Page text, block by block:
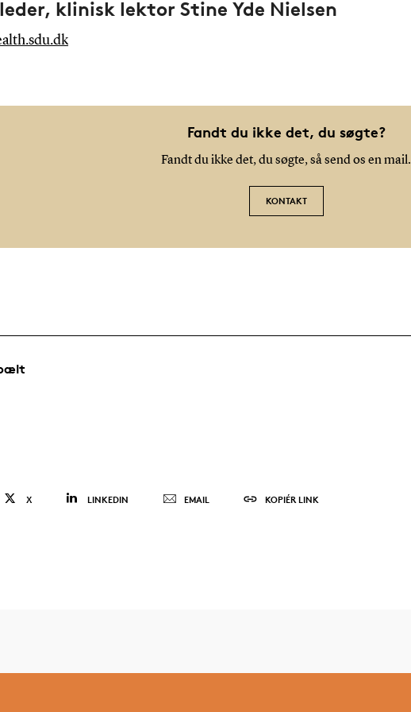
klinisk lektor Stine Yde Nielsen
Fandt du ikke det, du søgte?
Fandt du ikke det, du søgte, så send os en mail.
KONTAKT
X LINKEDIN EMAIL KOPIÉR LINK